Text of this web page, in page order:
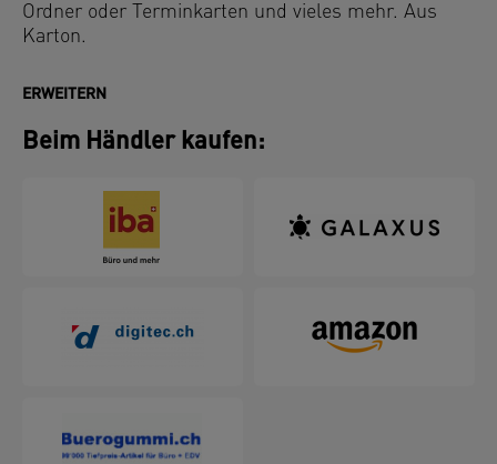
Ordner oder Terminkarten und vieles mehr. Aus
Karton.
ERWEITERN
Beim Händler kaufen: